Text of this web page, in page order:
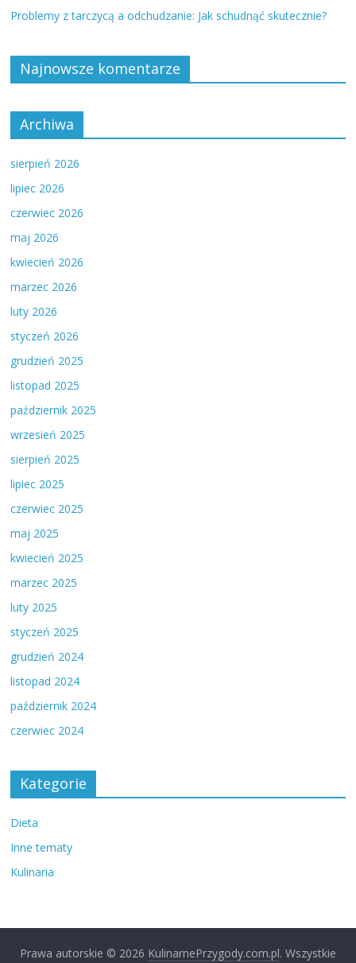
Problemy z tarczycą a odchudzanie: Jak schudnąć skutecznie?
Najnowsze komentarze
Archiwa
sierpień 2026
lipiec 2026
czerwiec 2026
maj 2026
kwiecień 2026
marzec 2026
luty 2026
styczeń 2026
grudzień 2025
listopad 2025
październik 2025
wrzesień 2025
sierpień 2025
lipiec 2025
czerwiec 2025
maj 2025
kwiecień 2025
marzec 2025
luty 2025
styczeń 2025
grudzień 2024
listopad 2024
październik 2024
czerwiec 2024
Kategorie
Dieta
Inne tematy
Kulinaria
Prawa autorskie © 2026 KulinarnePrzygody.com.pl. Wszystkie